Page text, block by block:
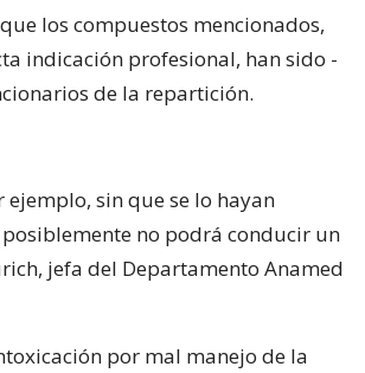
que los compuestos mencionados,
indicación profesional, han sido -
de la repartición.
sin que se lo hayan
no podrá conducir un
jefa del Departamento Anamed
por mal manejo de la